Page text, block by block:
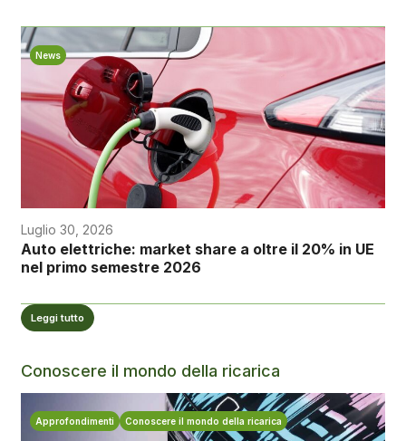
News
Luglio 30, 2026
Auto elettriche: market share a oltre il 20% in UE
nel primo semestre 2026
Leggi tutto
Conoscere il mondo della ricarica
Approfondimenti Conoscere il mondo della ricarica